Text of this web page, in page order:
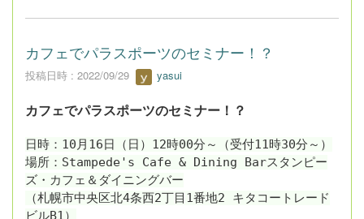
カフェでパラスポーツのセミナー！？
投稿日時 : 2022/09/29 yasui
カフェでパラスポーツのセミナー！？
日時：10月16日（日）12時00分～（受付11時30分～）
場所：Stampede's Cafe & Dining Barスタンピー
ズ・カフェ＆ダイニングバー
（札幌市中央区北4条西2丁目1番地2 キタコートレード
ビルB1）